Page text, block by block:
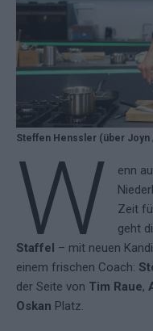
Steffen Henssler (über
W
enn
Zeit
geht
Staffel – mit neuen
einem frischen Coach:
der Seite von Tim Raue,
Oskan Platz.